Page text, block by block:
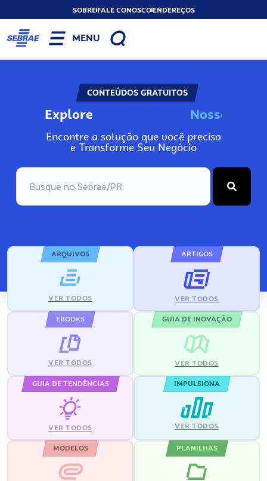
SOBREFALE CONOSCOENDEREÇOS
MENU
CONTEÚDOS GRATUITOS
Explore No
Encontre a solução que você precisa
e Transforme Seu Negócio
ARQUIVOS
VER TODOS
ARTIGOS
VER TODOS
EBOOKS
VER TODOS
GUIA DE INOVAÇÃO
VER TODOS
GUIA DE TENDÊNCIAS
VER TODOS
IMPULSIONA
VER TODOS
MODELOS PLANILHAS